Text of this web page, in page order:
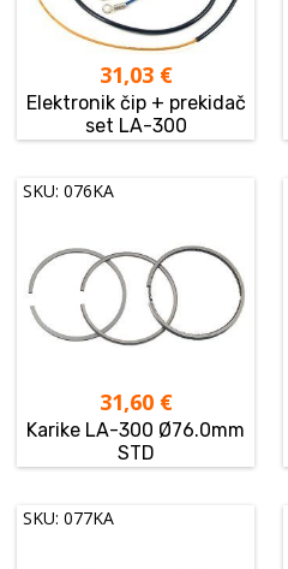
31,03 €
Elektronik čip + prekidač
set LA-300
SKU: 076KA
31,60 €
Karike LA-300 Ø76.0mm
STD
SKU: 077KA